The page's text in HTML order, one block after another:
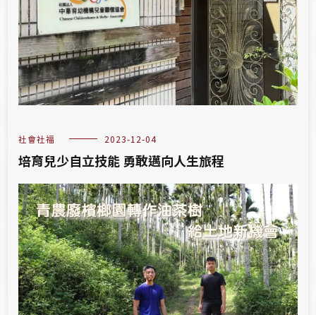
社會社福 2023-12-04
培育兒少自立技能 勇敢邁向人生旅程